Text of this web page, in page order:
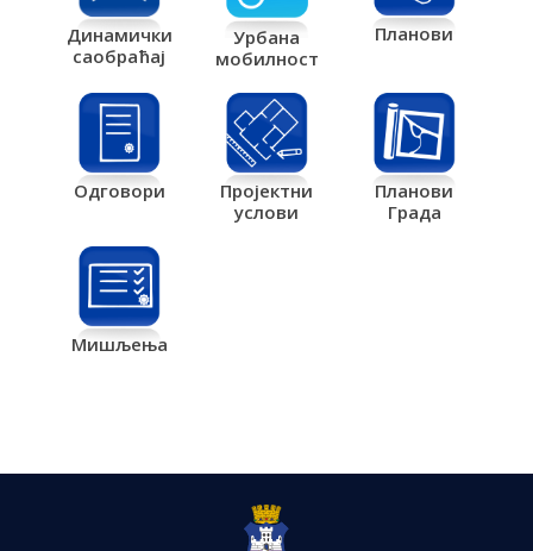
Динамички
саобраћај
Урбана
мобилност
Планови
Одговори
Пројектни
услови
Планови
Града
Мишљења